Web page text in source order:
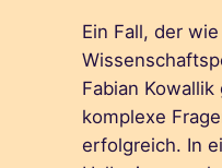
Ein Fall, der
Fabian
komplexe
erfolgreich. In